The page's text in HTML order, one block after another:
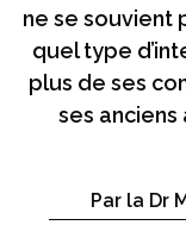
ne se souvient
quel type
plus de ses
ses anciens
Par la Dr